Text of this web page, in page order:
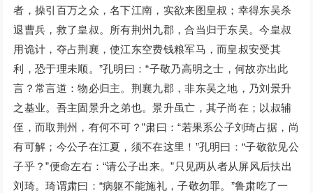
者，操引百万之众，名下江南，实欲来图皇叔；幸得东吴杀
退曹兵，救了皇叔。所有荆州九郡，合当归于东吴。今皇叔
用诡计，夺占荆襄，使江东空费钱粮军马，而皇叔安受其
利，恐于理未顺。”孔明曰：“子敬乃高明之士，何故亦出此
言？常言道：物必归主。荆襄九郡，非东吴之地，乃刘景升
之基业。吾主固景升之弟也。景升虽亡，其子尚在；以叔辅
侄，而取荆州，有何不可？”肃曰：“若果系公子刘琦占据，尚
有可解；今公子在江夏，须不在这里！”孔明曰：“子敬欲见公
子乎？”便命左右：“请公子出来。”只见两从者从屏风后扶出
刘琦。琦谓肃曰：“病躯不能施礼，子敬勿罪。”鲁肃吃了一